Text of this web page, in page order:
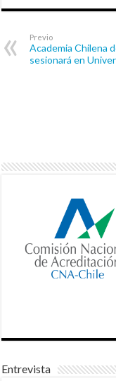
Previo
Academia Chilena
sesionará en
Entrevista